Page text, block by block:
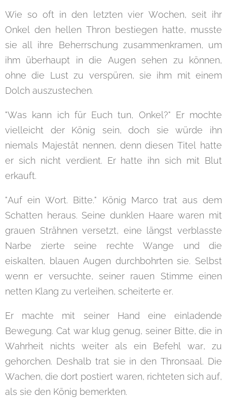
Wie so oft in den letzten vier Wochen, seit ihr
Onkel den hellen Thron bestiegen hatte, musste
sie all ihre Beherrschung zusammenkramen, um
ihm überhaupt in die Augen sehen zu können,
ohne die Lust zu verspüren, sie ihm mit einem
Dolch auszustechen.
"Was kann ich für Euch tun, Onkel?" Er mochte
vielleicht der König sein, doch sie würde ihn
niemals Majestät nennen, denn diesen Titel hatte
er sich nicht verdient. Er hatte ihn sich mit Blut
erkauft.
"Auf ein Wort. Bitte." König Marco trat aus dem
Schatten heraus. Seine dunklen Haare waren mit
grauen Strähnen versetzt, eine längst verblasste
Narbe zierte seine rechte Wange und die
eiskalten, blauen Augen durchbohrten sie. Selbst
wenn er versuchte, seiner rauen Stimme einen
netten Klang zu verleihen, scheiterte er.
Er machte mit seiner Hand eine einladende
Bewegung. Cat war klug genug, seiner Bitte, die in
Wahrheit nichts weiter als ein Befehl war, zu
gehorchen. Deshalb trat sie in den Thronsaal. Die
Wachen, die dort postiert waren, richteten sich auf,
als sie den König bemerkten.